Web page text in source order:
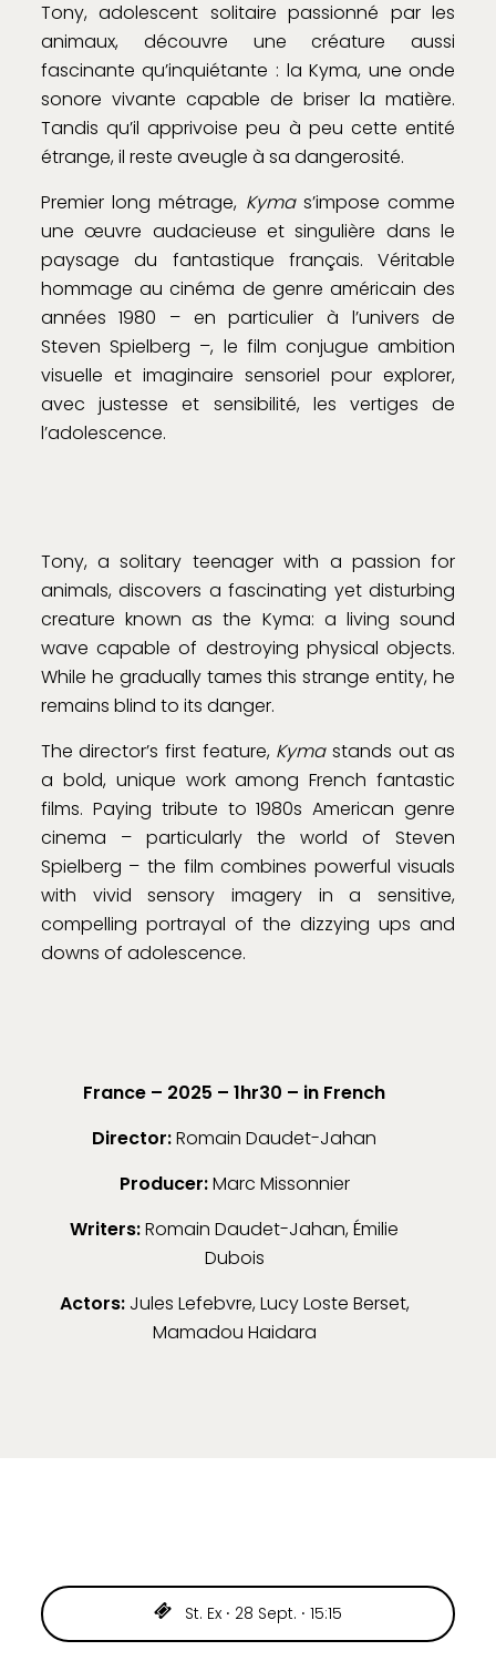
Tony, adolescent solitaire passionné par les
animaux, découvre une créature aussi
fascinante qu’inquiétante : la Kyma, une onde
sonore vivante capable de briser la matière.
Tandis qu’il apprivoise peu à peu cette entité
étrange, il reste aveugle à sa dangerosité.
Premier long métrage, Kymas’impose comme
une œuvre audacieuse et singulière dans le
paysage du fantastique français. Véritable
hommage au cinéma de genre américain des
années 1980 – en particulier à l’univers de
Steven Spielberg –, le film conjugue ambition
visuelle et imaginaire sensoriel pour explorer,
avec justesse et sensibilité, les vertiges de
l’adolescence.
Tony, a solitary teenager with a passion for
animals, discovers a fascinating yet disturbing
creature known as the Kyma: a living sound
wave capable of destroying physical objects.
While he gradually tames this strange entity, he
remains blind to its danger.
The director’s first feature, Kymastands out as
a bold, unique work among French fantastic
films. Paying tribute to 1980s American genre
cinema – particularly the world of Steven
Spielberg – the film combines powerful visuals
with vivid sensory imagery in a sensitive,
compelling portrayal of the dizzying ups and
downs of adolescence.
France – 2025 – 1hr30 – in French
Director:Romain Daudet-Jahan
Producer:Marc Missonnier
Writers:Romain Daudet-Jahan, Émilie
Dubois
Actors: Jules Lefebvre, Lucy Loste Berset,
Mamadou Haidara
St. Ex ⸱ 28 Sept. ⸱ 15:15